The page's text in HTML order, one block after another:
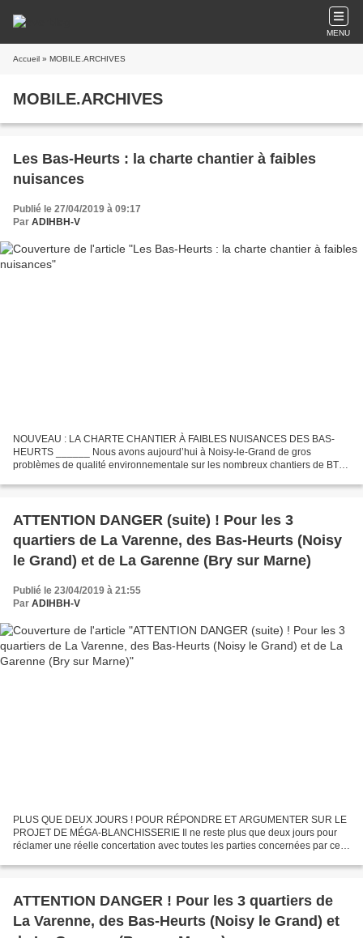
MENU
Accueil » MOBILE.ARCHIVES
MOBILE.ARCHIVES
Les Bas-Heurts : la charte chantier à faibles
nuisances
Publié le 27/04/2019 à 09:17
Par ADIHBH-V
NOUVEAU : LA CHARTE CHANTIER À FAIBLES NUISANCES DES BAS-
HEURTS ______ Nous avons aujourd’hui à Noisy-le-Grand de gros
problèmes de qualité environnementale sur les nombreux chantiers de BTP.
ATTENTION DANGER (suite) ! Pour les 3
quartiers de La Varenne, des Bas-Heurts (Noisy
le Grand) et de La Garenne (Bry sur Marne)
Publié le 23/04/2019 à 21:55
Par ADIHBH-V
PLUS QUE DEUX JOURS ! POUR RÉPONDRE ET ARGUMENTER SUR LE
PROJET DE MÉGA-BLANCHISSERIE Il ne reste plus que deux jours pour
réclamer une réelle concertation avec toutes les parties concernées par ce
ATTENTION DANGER ! Pour les 3 quartiers de
La Varenne, des Bas-Heurts (Noisy le Grand) et